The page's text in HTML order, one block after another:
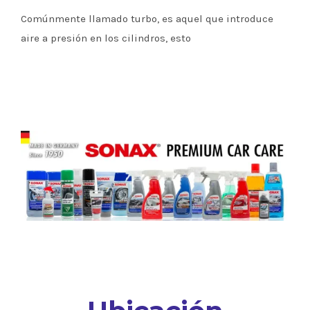
Comúnmente llamado turbo, es aquel que introduce
aire a presión en los cilindros, esto